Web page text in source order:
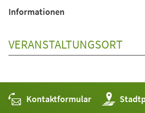
Informationen
VERANSTALTUNGSORT
Kontaktformular (Öffnet
in